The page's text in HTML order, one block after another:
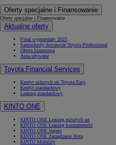
Oferty specjalne i Finansowanie
Oferty specjalne i Finansowanie
Aktualne oferty
Finał wyprzedaży 2025
Samochody dostawcze Toyota Professional
Oferta biznesowa
Auta używane
Toyota Financial Services
Kredyt niższych rat Toyota Easy
Kredyt standardowy
Leasing standardowy
KINTO ONE
KINTO ONE Leasing niższych rat
KINTO ONE Leasing konsumencki
KINTO ONE Najem
KINTO ONE Zarządzanie flotą
KINTO Mobility